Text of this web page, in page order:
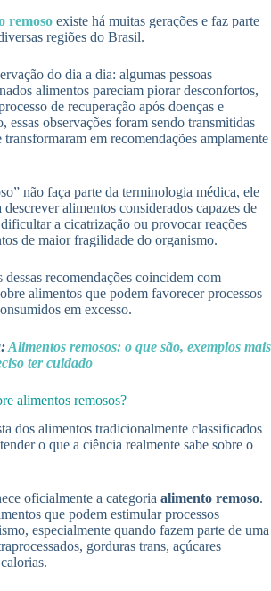
remoso existe há muitas gerações e faz parte
regiões do Brasil.
do dia a dia: algumas pessoas
alimentos pareciam piorar desconfortos,
de recuperação após doenças e
essas observações foram sendo transmitidas
em recomendações amplamente
não faça parte da terminologia médica, ele
descrever alimentos considerados capazes de
a cicatrização ou provocar reações
de maior fragilidade do organismo.
recomendações coincidem com
alimentos que podem favorecer processos
em excesso.
Alimentos remosos: o que são, exemplos mais
ter cuidado
alimentos remosos?
dos alimentos tradicionalmente classificados
o que a ciência realmente sabe sobre o
oficialmente a categoria alimento remoso.
que podem estimular processos
especialmente quando fazem parte de uma
gorduras trans, açúcares